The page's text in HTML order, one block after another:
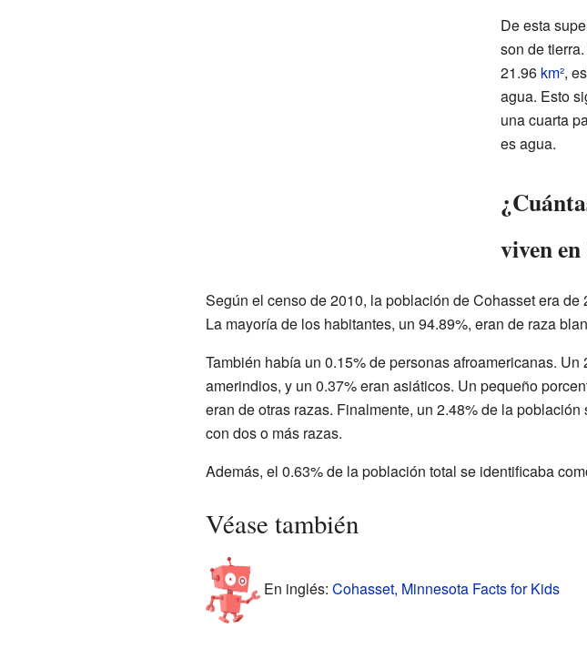
De esta
son de
21.96 km²,
agua. Esto
una cuarta
es agua.
viven
Según el censo de 2010, la población de Cohasset era de
La mayoría de los habitantes, un 94.89%, eran de raza
También había un 0.15% de personas afroamericanas. Un
amerindios, y un 0.37% eran asiáticos. Un pequeño
eran de otras razas. Finalmente, un 2.48% de la población
con dos o más razas.
Además, el 0.63% de la población total se identificaba
Véase también
En inglés: Cohasset, Minnesota Facts for Kids